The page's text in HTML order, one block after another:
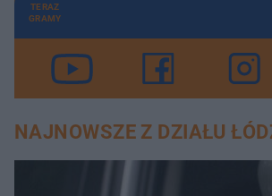
TERAZ
GRAMY
NAJNOWSZE Z DZIAŁU